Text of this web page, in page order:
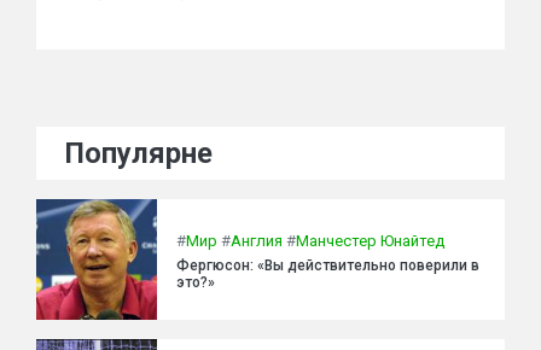
Популярне
#Мир #Англия #Манчестер Юнайтед
Фергюсон: «Вы действительно поверили в
это?»